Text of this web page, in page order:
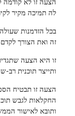
לה תמיכה מקיר
בכל הזדמנות
זה ואת הצורך
זו היא הצעה
ותייצר תוכנית רב-
הצעה זו תבטיח
ותובא לאישור